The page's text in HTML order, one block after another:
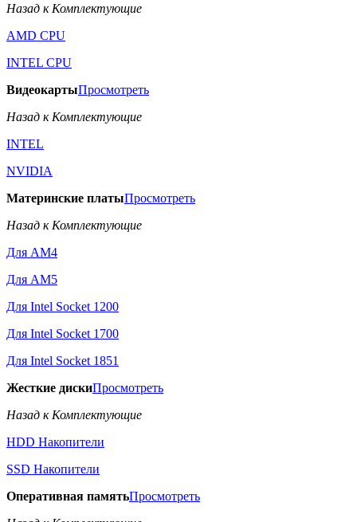
Назад к Комплектующие
AMD CPU
INTEL CPU
ВидеокартыПросмотреть
Назад к Комплектующие
INTEL
NVIDIA
Материнские платыПросмотреть
Назад к Комплектующие
Для AM4
Для AM5
Для Intel Socket 1200
Для Intel Socket 1700
Для Intel Socket 1851
Жесткие дискиПросмотреть
Назад к Комплектующие
HDD Накопители
SSD Накопители
Оперативная памятьПросмотреть